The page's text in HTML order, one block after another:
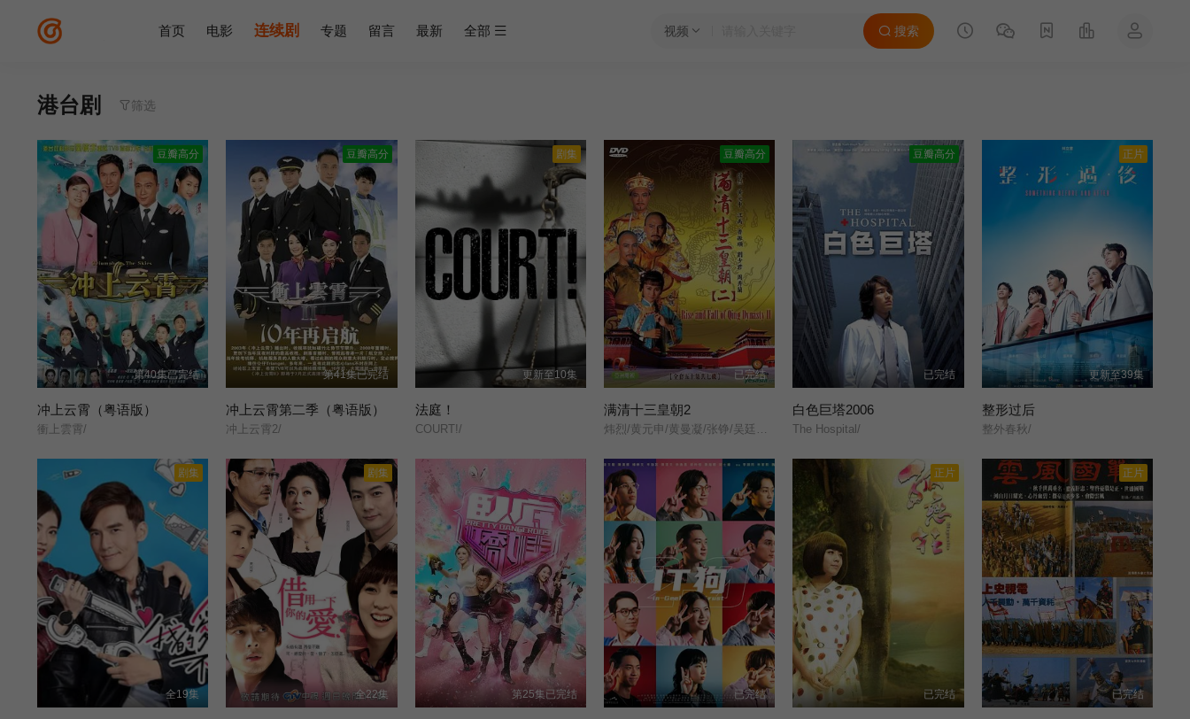
视频 搜索
首页 电影 连续剧 专题 留言 最新 全部
港台剧 筛选
豆瓣高分
第40集已完结
冲上云霄（粤语版）
衝上雲霄/
豆瓣高分
第41集已完结
冲上云霄第二季（粤语版）
冲上云霄2/
剧集
更新至10集
法庭！
COURT!/
豆瓣高分
已完结
满清十三皇朝2
炜烈/黄元申/黄曼凝/张铮/吴廷烨/关伟伦/江文声/蔡国庆/司马华龙/汪禹/鲁振顺/刘少君/周秀兰/潘冰嫦/陈复生/叶玉萍/区霭玲/
豆瓣高分
已完结
白色巨塔2006
The Hospital/
正片
更新至39集
整形过后
整外春秋/
剧集
全19集
剧集
全22集 第25集已完结 已完结
正片
已完结
正片
已完结